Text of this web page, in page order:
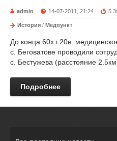
admin 14-07-2011, 21:24 5
История / Медпункт
До конца 60х г.20в.
с. Беговатове проводили
с. Бестужева (расстояние
Подробнее